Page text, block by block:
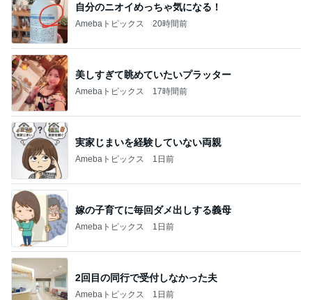
自分のニオイめっちゃ気になる！
Amebaトピックス 20時間前
美しすぎて眺めていたいプラッター
Amebaトピックス 17時間前
実家じまいを経験していない両親
Amebaトピックス 1日前
嫁の子育てに毎回ダメ出しする義母
Amebaトピックス 1日前
2回目の同行で受付しなかった夫
Amebaトピックス 1日前